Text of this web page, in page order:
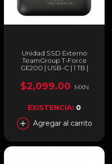
Unidad SSD Externo
TeamGroup T-Force
GE200 | USB-C | 1 TB |
Portátil | Color Negro |
TPSEG2001T0C108
$2,099.00 MXN
EXISTENCIA: 0
Agregar al carrito